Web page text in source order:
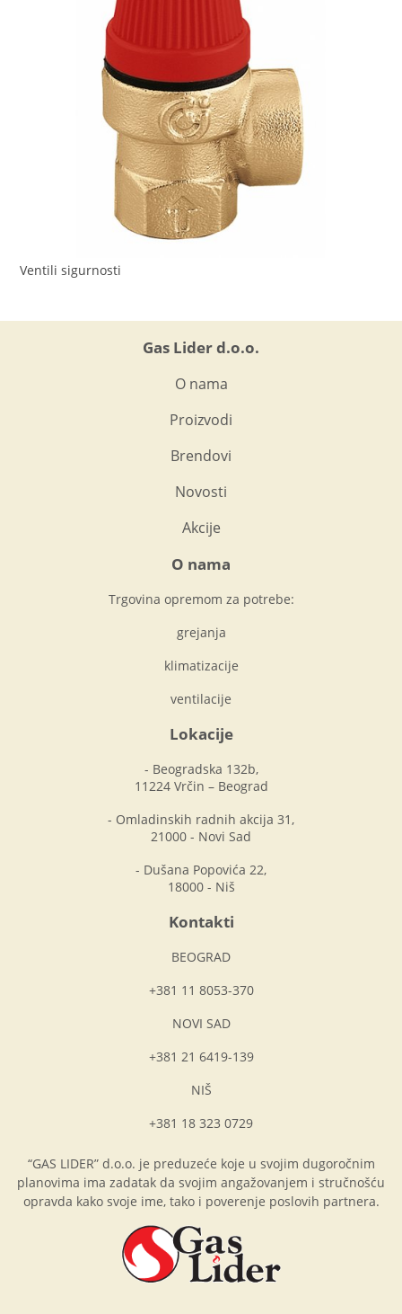
Ventili sigurnosti
Gas Lider d.o.o.
O nama
Proizvodi
Brendovi
Novosti
Akcije
O nama
Trgovina opremom za potrebe:
grejanja
klimatizacije
ventilacije
Lokacije
- Beogradska 132b,
11224 Vrčin – Beograd
- Omladinskih radnih akcija 31,
21000 - Novi Sad
- Dušana Popovića 22,
18000 - Niš
Kontakti
BEOGRAD
+381 11 8053-370
NOVI SAD
+381 21 6419-139
NIŠ
+381 18 323 0729
“GAS LIDER” d.o.o. je preduzeće koje u svojim dugoročnim
planovima ima zadatak da svojim angažovanjem i stručnošću
opravda kako svoje ime, tako i poverenje poslovih partnera.